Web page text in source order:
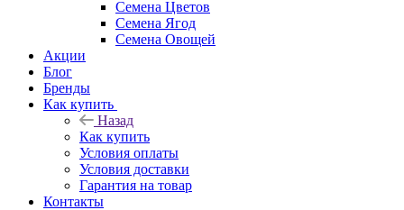
Семена Цветов
Семена Ягод
Семена Овощей
Акции
Блог
Бренды
Как купить
Назад
Как купить
Условия оплаты
Условия доставки
Гарантия на товар
Контакты